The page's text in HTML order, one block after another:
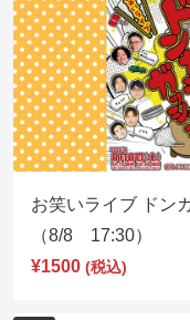
お笑いライブ ドン
（8/8 17:30）
¥1500 (税込)